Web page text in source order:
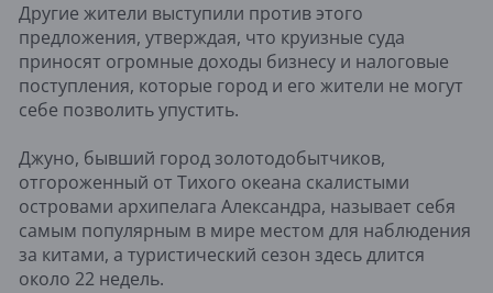
Другие жители выступили против этого
предложения, утверждая, что круизные суда
приносят огромные доходы бизнесу и налоговые
поступления, которые город и его жители не могут
себе позволить упустить.
Джуно, бывший город золотодобытчиков,
отгороженный от Тихого океана скалистыми
островами архипелага Александра, называет себя
самым популярным в мире местом для наблюдения
за китами, а туристический сезон здесь длится
около 22 недель.